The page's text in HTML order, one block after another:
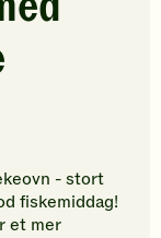
- stort
fiskemiddag!
et mer